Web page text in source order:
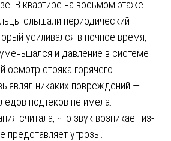
В квартире на восьмом этаже
слышали периодический
усиливался в ночное время,
и давление в системе
осмотр стояка горячего
никаких повреждений —
подтеков не имела.
считала, что звук возникает из-
представляет угрозы.